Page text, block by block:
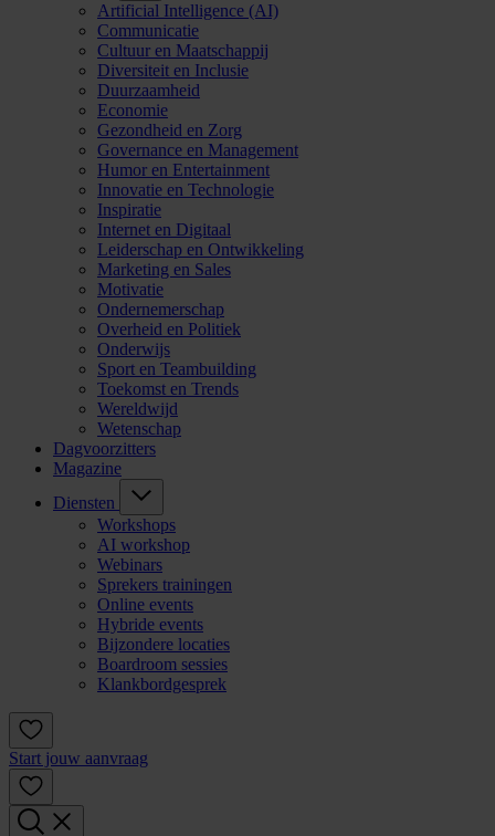
Artificial Intelligence (AI)
Communicatie
Cultuur en Maatschappij
Diversiteit en Inclusie
Duurzaamheid
Economie
Gezondheid en Zorg
Governance en Management
Humor en Entertainment
Innovatie en Technologie
Inspiratie
Internet en Digitaal
Leiderschap en Ontwikkeling
Marketing en Sales
Motivatie
Ondernemerschap
Overheid en Politiek
Onderwijs
Sport en Teambuilding
Toekomst en Trends
Wereldwijd
Wetenschap
Dagvoorzitters
Magazine
Diensten
Workshops
AI workshop
Webinars
Sprekers trainingen
Online events
Hybride events
Bijzondere locaties
Boardroom sessies
Klankbordgesprek
Start jouw aanvraag